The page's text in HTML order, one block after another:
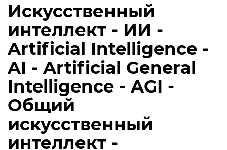
Искусственный
интеллект - ИИ -
Artificial Intelligence -
AI - Artificial General
Intelligence - AGI -
Общий
искусственный
интеллект -